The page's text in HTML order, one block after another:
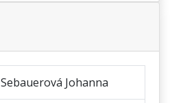
Sebauerová Johanna